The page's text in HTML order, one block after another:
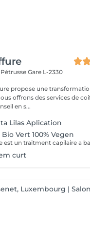
Gare L-2330
propose une
offrons des services de
en s...
Lilas Aplication
Vert 100% Vegen
curt